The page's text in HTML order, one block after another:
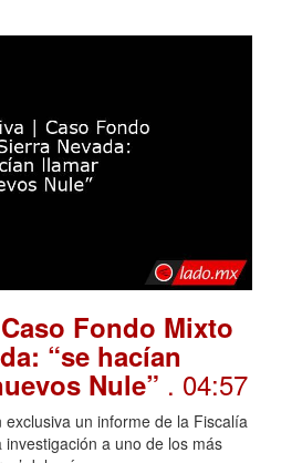
Fondo Mixto
“se hacían
Nule” . 04:57
un informe de la Fiscalía
a uno de los más